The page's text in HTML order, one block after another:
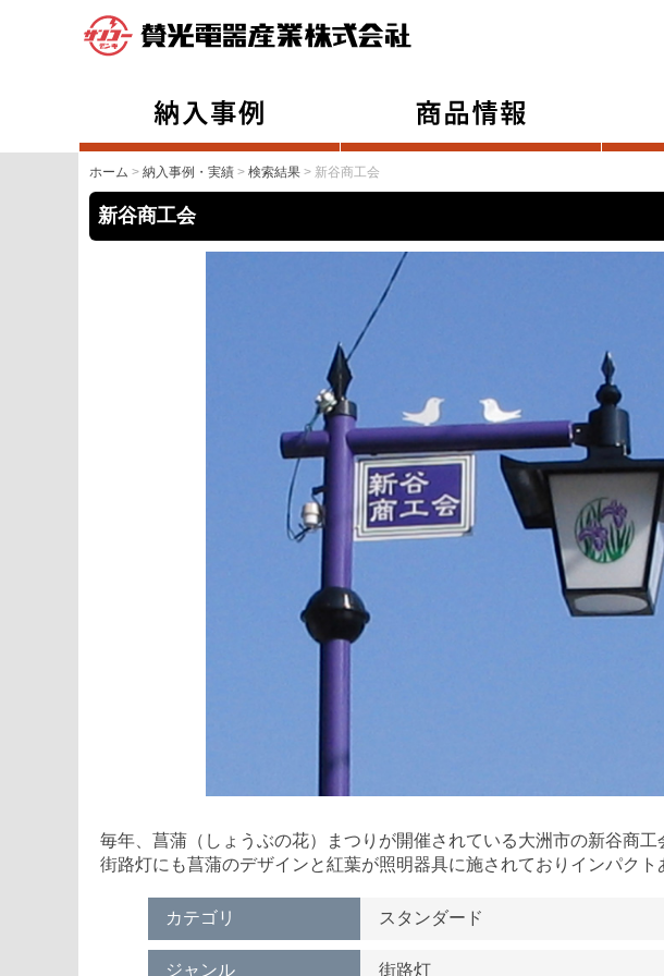
ホーム > 納入事例・実績 > 検索結果 > 新谷商工会
新谷商工会
毎年、菖蒲（しょうぶの花）まつりが開催されている大洲市の新谷商工
街路灯にも菖蒲のデザインと紅葉が照明器具に施されておりインパク
カテゴリ スタンダード
ジャンル 街路灯